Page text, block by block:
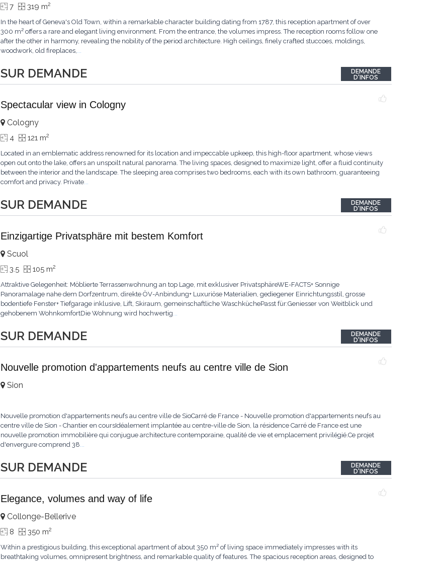
SUR DEMANDE
7 319 m2
In the heart of Geneva's Old Town, within a remarkable character building dating from 1787, this reception apartment of over
300 m² offers a rare and elegant living environment. From the entrance, the volumes impress. The reception rooms follow one
after the other in harmony, revealing the nobility of the period architecture. High ceilings, finely crafted stuccoes, moldings,
woodwork, old fireplaces,...
DEMANDE
D'INFOS
Spectacular view in Cologny
SUR DEMANDE
Cologny
4 121 m2
Located in an emblematic address renowned for its location and impeccable upkeep, this high-floor apartment, whose views
open out onto the lake, offers an unspoilt natural panorama. The living spaces, designed to maximize light, offer a fluid continuity
between the interior and the landscape. The sleeping area comprises two bedrooms, each with its own bathroom, guaranteeing
comfort and privacy. Private...
DEMANDE
D'INFOS
Einzigartige Privatsphäre mit bestem Komfort
SUR DEMANDE
Scuol
3.5 105 m2
Attraktive Gelegenheit: Möblierte Terrassenwohnung an top Lage, mit exklusiver PrivatsphäreWE-FACTS+ Sonnige
Panoramalage nahe dem Dorfzentrum, direkte ÖV-Anbindung+ Luxuriöse Materialien, gediegener Einrichtungsstil, grosse
bodentiefe Fenster+ Tiefgarage inklusive, Lift, Skiraum, gemeinschaftliche WaschküchePasst für:Geniesser von Weitblick und
gehobenem WohnkomfortDie Wohnung wird hochwertig...
DEMANDE
D'INFOS
Nouvelle promotion d'appartements neufs au centre ville de Sion
SUR DEMANDE
Sion
Nouvelle promotion d'appartements neufs au centre ville de SioCarré de France - Nouvelle promotion d'appartements neufs au
centre ville de Sion - Chantier en coursIdéalement implantée au centre-ville de Sion, la résidence Carré de France est une
nouvelle promotion immobilière qui conjugue architecture contemporaine, qualité de vie et emplacement privilégié.Ce projet
d'envergure comprend 38...
DEMANDE
D'INFOS
Elegance, volumes and way of life
Collonge-Bellerive
8 350 m2
Within a prestigious building, this exceptional apartment of about 350 m² of living space immediately impresses with its
breathtaking volumes, omnipresent brightness, and remarkable quality of features. The spacious reception areas, designed to